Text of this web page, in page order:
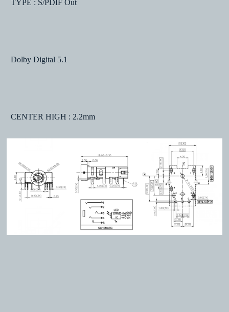
TYPE : S/PDIF Out
Dolby Digital 5.1
CENTER HIGH : 2.2mm